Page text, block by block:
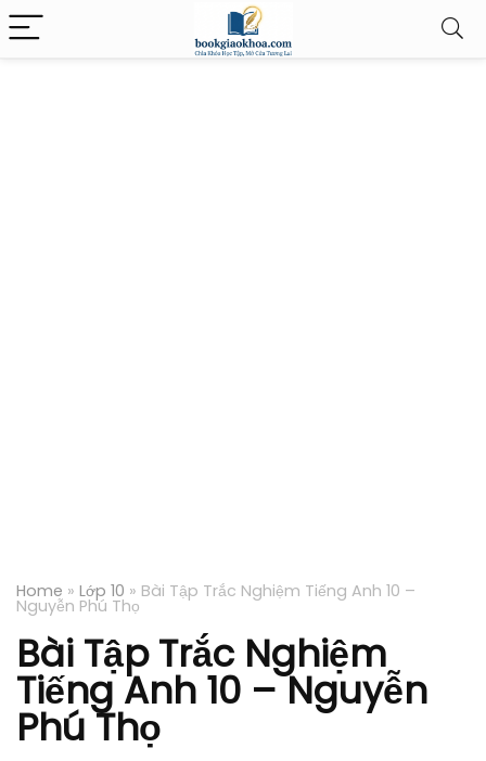
Home » Lớp 10 » Bài Tập Trắc Nghiệm Tiếng Anh 10 –
Nguyễn Phú Thọ
Bài Tập Trắc Nghiệm
Tiếng Anh 10 – Nguyễn
Phú Thọ